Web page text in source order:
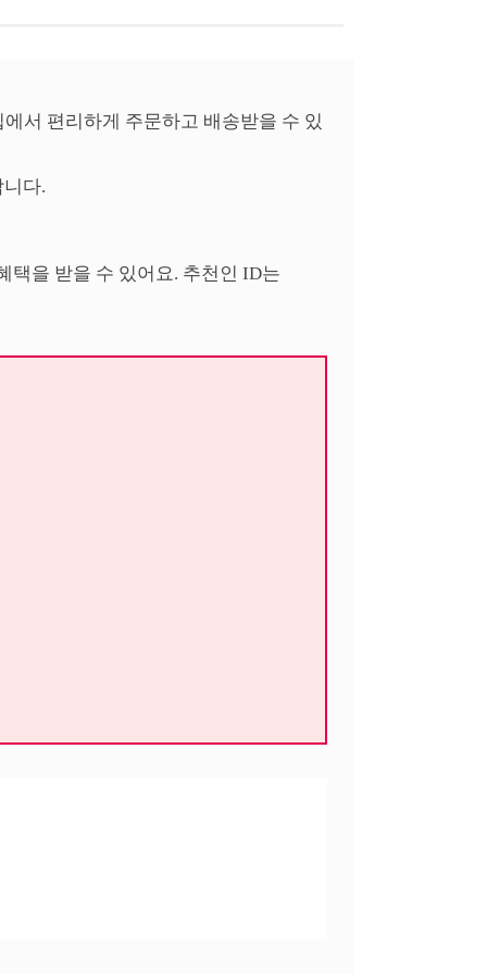
서 편리하게 주문하고 배송받을 수 있
다.
택을 받을 수 있어요. 추천인 ID는